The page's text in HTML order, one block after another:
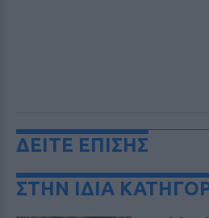
ΔΕΙΤΕ ΕΠΙΣΗΣ
ΣΤΗΝ ΙΔΙΑ